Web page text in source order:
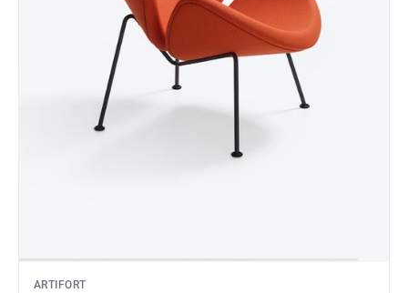
ARTIFORT